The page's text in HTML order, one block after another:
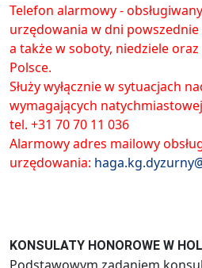
Telefon alarmowy -
urzędowania w dni powszednie
a także w soboty, niedziele
Polsce.
Służy wyłącznie w sytuacjach
wymagających
tel. +31 70 70 11 036
Alarmowy adres mailowy
urzędowania:
KONSULATY HONOROWE W